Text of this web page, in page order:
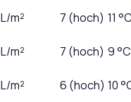
L/m² 7 (hoch) 11
L/m² 7 (hoch) 9 °C
L/m² 6 (hoch) 10